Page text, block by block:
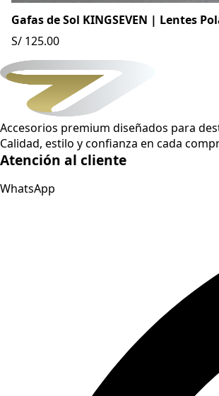
Gafas de Sol KINGSEVEN | Lentes
S/ 125.00
Accesorios premium diseñados para
Calidad, estilo y confianza en cada
Atención al cliente
WhatsApp